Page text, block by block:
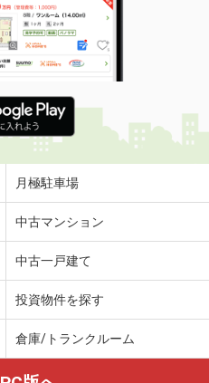
月極駐車場
中古マンション
中古一戸建て
投資物件を探す
倉庫/トランクルーム